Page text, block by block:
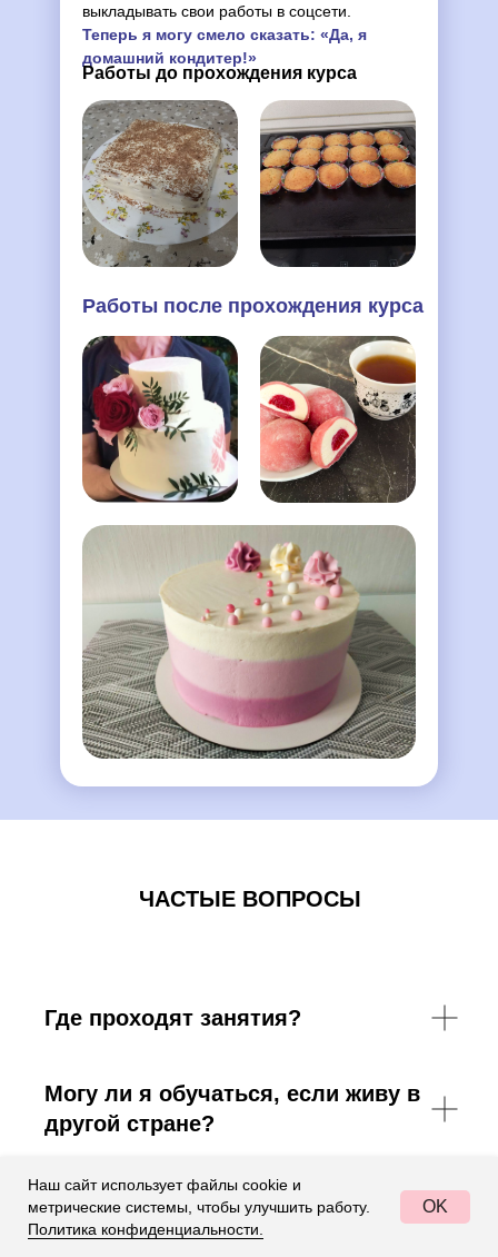
выкладывать свои работы в соцсети.
Теперь я могу смело сказать: «Да, я
домашний кондитер!»
Работы до прохождения курса
Работы после прохождения курса
ЧАСТЫЕ ВОПРОСЫ
Где проходят занятия?
Могу ли я обучаться, если живу в
другой стране?
Что мне нужно для прохождения
курса?
Наш сайт использует файлы cookie и
метрические системы, чтобы улучшить работу.
Политика конфиденциальности.
OK